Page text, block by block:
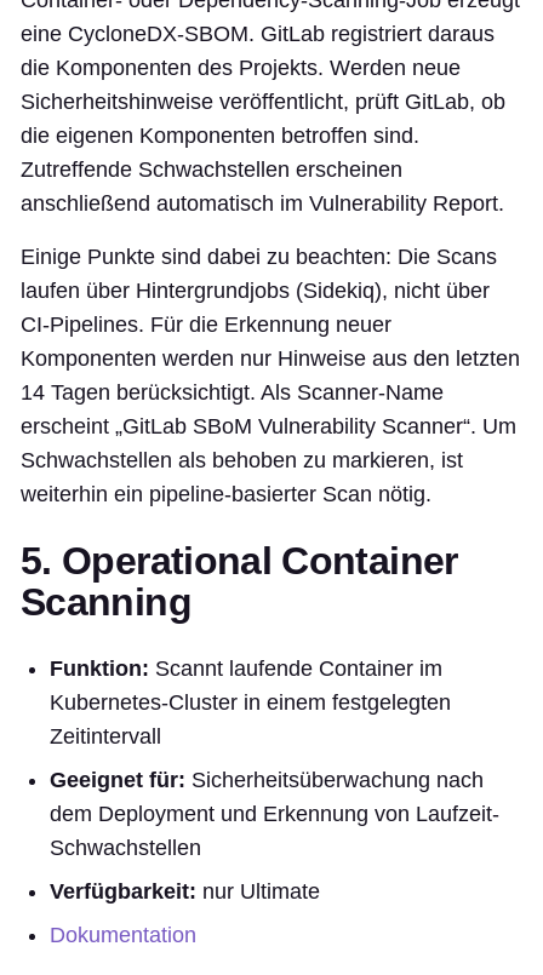
eine CycloneDX-SBOM. GitLab registriert daraus
die Komponenten des Projekts. Werden neue
Sicherheitshinweise veröffentlicht, prüft GitLab, ob
die eigenen Komponenten betroffen sind.
Zutreffende Schwachstellen erscheinen
anschließend automatisch im Vulnerability Report.
Einige Punkte sind dabei zu beachten: Die Scans
laufen über Hintergrundjobs (Sidekiq), nicht über
CI-Pipelines. Für die Erkennung neuer
Komponenten werden nur Hinweise aus den letzten
14 Tagen berücksichtigt. Als Scanner-Name
erscheint „GitLab SBoM Vulnerability Scanner“. Um
Schwachstellen als behoben zu markieren, ist
weiterhin ein pipeline-basierter Scan nötig.
5. Operational Container
Scanning
Funktion: Scannt laufende Container im
Kubernetes-Cluster in einem festgelegten
Zeitintervall
Geeignet für: Sicherheitsüberwachung nach
dem Deployment und Erkennung von Laufzeit-
Schwachstellen
Verfügbarkeit: nur Ultimate
Dokumentation